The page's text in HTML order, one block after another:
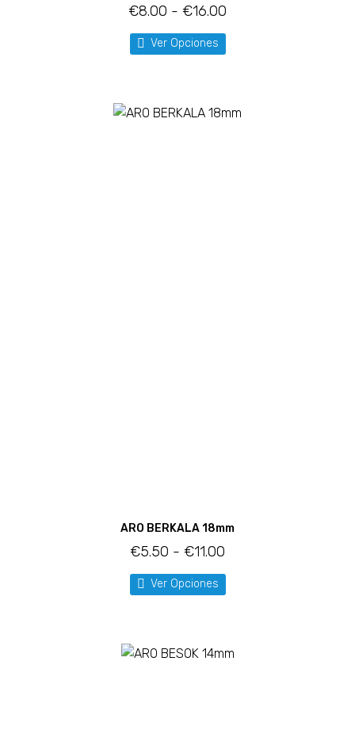
€8.00 - €16.00
Ver Opciones
ARO BERKALA 18mm
€5.50 - €11.00
Ver Opciones